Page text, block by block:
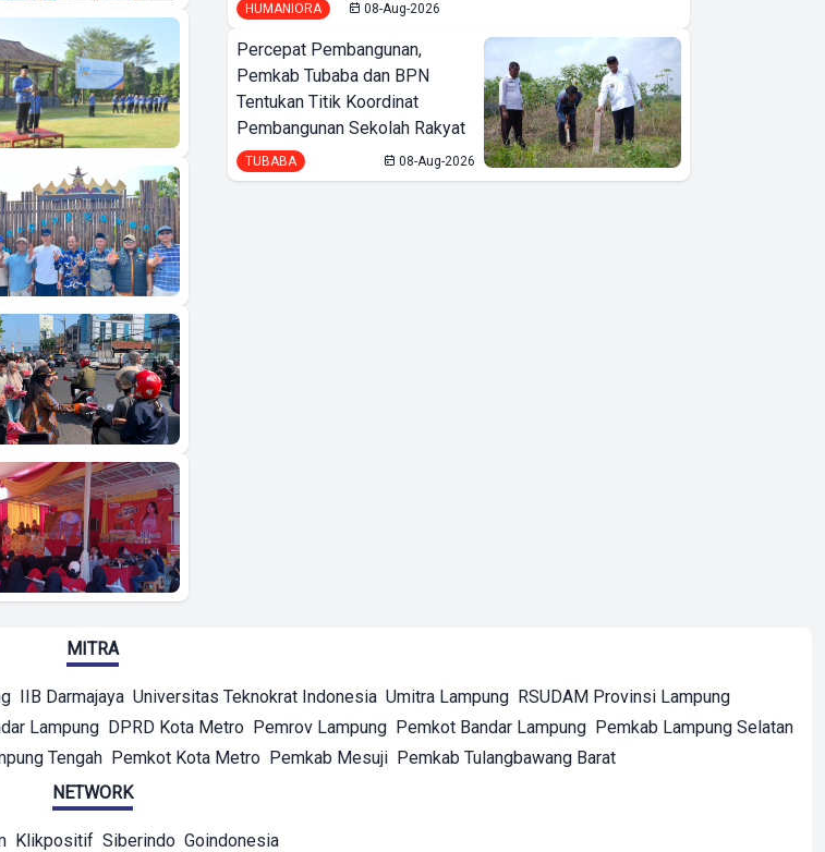
HUMANIORA 08-Aug-2026
Percepat Pembangunan,
Pemkab Tubaba dan BPN
Tentukan Titik Koordinat
Pembangunan Sekolah Rakyat
TUBABA 08-Aug-2026
MITRA
IIB Darmajaya Universitas Teknokrat Indonesia Umitra Lampung RSUDAM Provinsi Lampung
Lampung DPRD Kota Metro Pemrov Lampung Pemkot Bandar Lampung Pemkab Lampung Selatan
Tengah Pemkot Kota Metro Pemkab Mesuji Pemkab Tulangbawang Barat
NETWORK
Klikpositif Siberindo Goindonesia